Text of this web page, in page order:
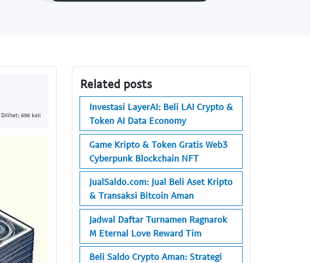
Dilihat: 696 kali
Related posts
Investasi LayerAI: Beli LAI Crypto &
Token AI Data Economy
Game Kripto & Token Gratis Web3
Cyberpunk Blockchain NFT
JualSaldo.com: Jual Beli Aset Kripto
& Transaksi Bitcoin Aman
Jadwal Daftar Turnamen Ragnarok
M Eternal Love Reward Tim
Beli Saldo Crypto Aman: Strategi